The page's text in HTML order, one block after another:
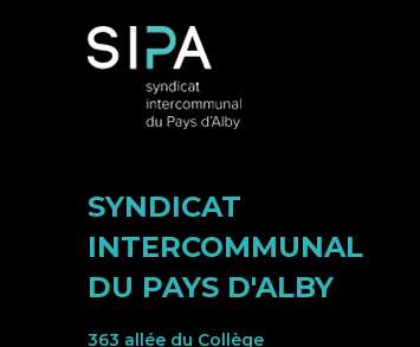
SYNDICAT
INTERCOMMUNAL
DU PAYS D'ALBY
363 allée du Collège